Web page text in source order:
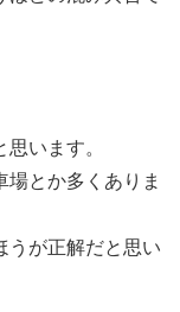
います。
とか多くありま
うが正解だと思い